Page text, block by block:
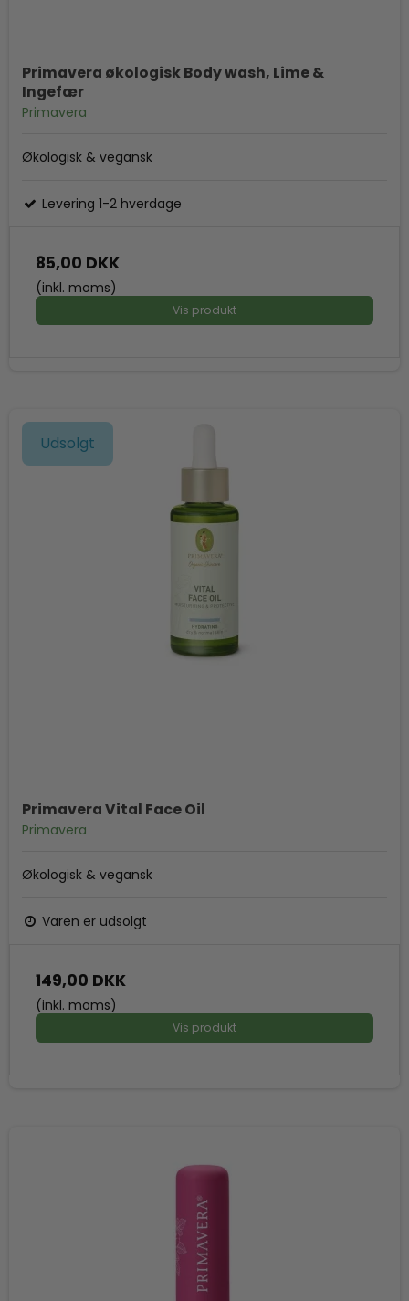
Primavera økologisk Body wash, Lime &
Ingefær
Primavera
Økologisk & vegansk
Levering 1-2 hverdage
85,00 DKK
(inkl. moms)
Vis produkt
Udsolgt
Primavera Vital Face Oil
Primavera
Økologisk & vegansk
Varen er udsolgt
149,00 DKK
(inkl. moms)
Vis produkt